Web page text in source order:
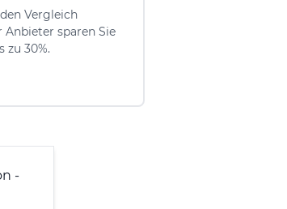
Vergleich
Anbieter sparen Sie
zu 30%.
-